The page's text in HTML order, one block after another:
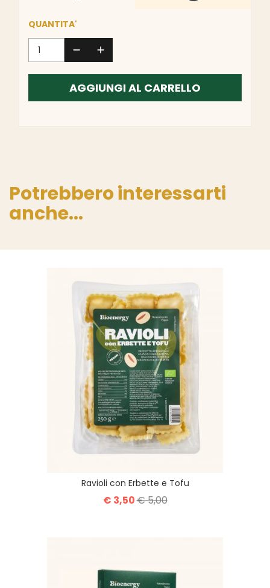
QUANTITA'
AGGIUNGI AL CARRELLO
Potrebbero interessarti
anche...
Ravioli con Erbette e Tofu
€ 3,50€ 5,00